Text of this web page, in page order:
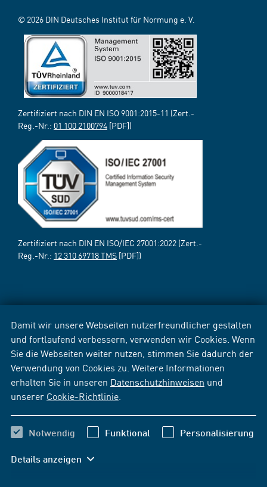
Damit wir unsere Webseiten nutzerfreundlicher gestalten
und fortlaufend verbessern, verwenden wir Cookies. Wenn
Sie die Webseiten weiter nutzen, stimmen Sie dadurch der
Verwendung von Cookies zu. Weitere Informationen
erhalten Sie in unseren Datenschutzhinweisen und
unserer Cookie-Richtlinie
Notwendig Funktional Personalisierung
Details anzeigen
© 2026 DIN Deutsches Institut für Normung e. V.
Zertifiziert nach DIN EN ISO 9001:2015-11 (Zert.-
Reg.-Nr.: 01 100 2100794 [PDF])
Zertifiziert nach DIN EN ISO/IEC 27001:2022 (Zert.-
Reg.-Nr.: 12 310 69718 TMS [PDF])